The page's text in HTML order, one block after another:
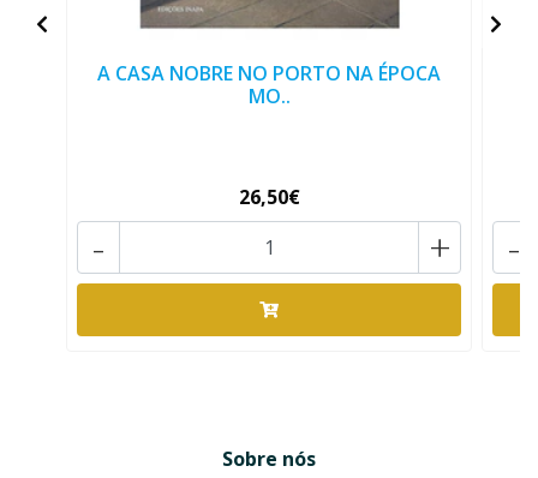
A CASA NOBRE NO PORTO NA ÉPOCA
MO..
26,50€
+
- -
Sobre nós